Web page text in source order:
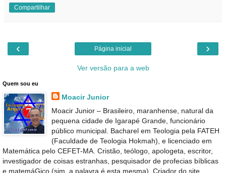
Compartilhar
‹ ›
Página inicial
Ver versão para a web
Quem sou eu
Moacir Junior
Moacir Junior – Brasileiro, maranhense, natural da
pequena cidade de Igarapé Grande, funcionário
público municipal. Bacharel em Teologia pela FATEH
(Faculdade de Teologia Hokmah), e licenciado em
Matemática pelo CEFET-MA. Cristão, teólogo, apologeta, escritor,
investigador de coisas estranhas, pesquisador de profecias bíblicas
e matemáGico (sim, a palavra é esta mesma). Criador do site